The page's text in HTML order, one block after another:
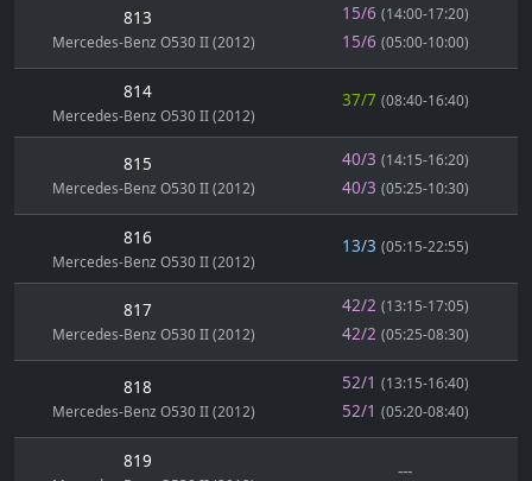
813
Mercedes-Benz O530 II (2012)
15/6 (14:00-17:20)
15/6 (05:00-10:00)
814
Mercedes-Benz O530 II (2012)
37/7 (08:40-16:40)
815
Mercedes-Benz O530 II (2012)
40/3 (14:15-16:20)
40/3 (05:25-10:30)
816
Mercedes-Benz O530 II (2012)
13/3 (05:15-22:55)
817
Mercedes-Benz O530 II (2012)
42/2 (13:15-17:05)
42/2 (05:25-08:30)
818
Mercedes-Benz O530 II (2012)
52/1 (13:15-16:40)
52/1 (05:20-08:40)
819 ---